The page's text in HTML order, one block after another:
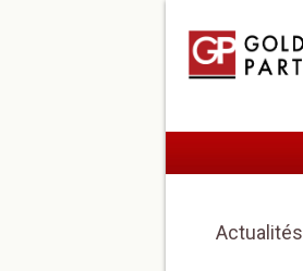
Actualités